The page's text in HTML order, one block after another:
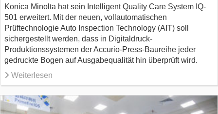
Konica Minolta hat sein Intelligent Quality Care System IQ-
501 erweitert. Mit der neuen, vollautomatischen
Prüftechnologie Auto Inspection Technology (AIT) soll
sichergestellt werden, dass in Digitaldruck-
Produktionssystemen der Accurio-Press-Baureihe jeder
gedruckte Bogen auf Ausgabequalität hin überprüft wird.
Weiterlesen